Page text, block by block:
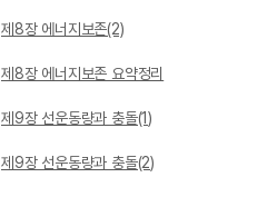
제8장 에너지보존(2)
제8장 에너지보존 요약정리
제9장 선운동량과 충돌(1)
제9장 선운동량과 충돌(2)